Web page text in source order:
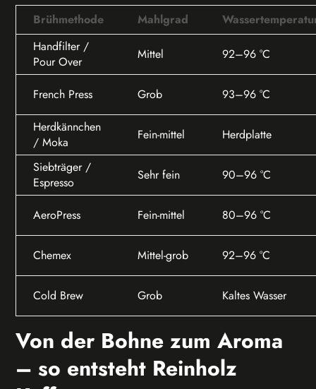
Brühmethode Mahlgrad
Handfilter /
Pour Over
Mittel 92–96 °C
French Press Grob
93–96 °C
Herdkännchen
/ Moka
Fein-mittel
Herdplatte
Siebträger /
Espresso
Sehr fein 90–96 °C
AeroPress Fein-mittel 80–96 °C
Chemex Mittel-grob 92–96 °C
Cold Brew Grob Kaltes Wasser
Von der Bohne zum Aroma
– so entsteht Reinholz